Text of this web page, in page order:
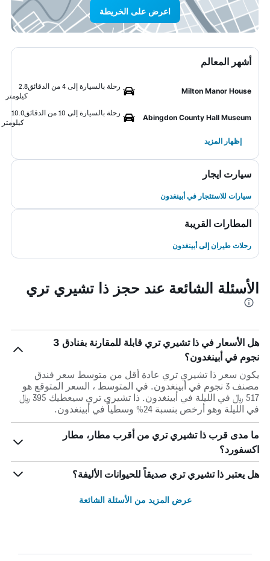
اعرض على الخريطة
أشهر المعالم
Milton Manor House
رحلة بالسيارة إلى 4 من الدقائق
2.8
كيلومتر
Abingdon County Hall Museum
رحلة بالسيارة إلى 10 من الدقائق
10.0
كيلومتر
إظهار المزيد
سيارت ايجار
سيارات للاستئجار في أبينغدون
المطارات القريبة
رحلات طيران إلى أبينغدون
الأسئلة الشائعة عند حجز ذا تشيري تري
هل الأسعار في ذا تشيري تري قابلة للمقارنة بفنادق 3
نجوم في أبينغدون؟
يكون سعر ذا تشيري تري عادة أقل من متوسط ​​سعر فندق
مصنف 3 نجوم في أبينغدون. في المتوسط ، السعر المتوقع هو
517 ﷼ في الليلة في أبينغدون. ذا تشيري تري سيعطيك 395 ﷼
في الليلة وهو أرخص بنسبة 24% وسطياً في أبينغدون.
ما مدى قرب ذا تشيري تري من أقرب مطار، مطار
اكسفورد؟
هل يعتبر ذا تشيري تري صديقاً للحيوانات الأليفة؟
عرض المزيد من الأسئلة الشائعة